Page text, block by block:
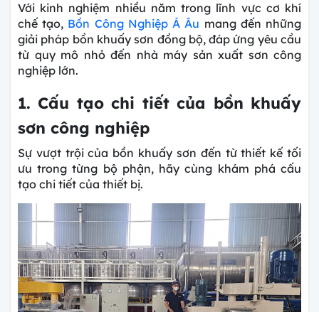
Với kinh nghiệm nhiều năm trong lĩnh vực cơ khí
chế tạo, Bồn Công Nghiệp Á Âu mang đến những
giải pháp bồn khuấy sơn đồng bộ, đáp ứng yêu cầu
từ quy mô nhỏ đến nhà máy sản xuất sơn công
nghiệp lớn.
1. Cấu tạo chi tiết của bồn khuấy
sơn công nghiệp
Sự vượt trội của bồn khuấy sơn đến từ thiết kế tối
ưu trong từng bộ phận, hãy cùng khám phá cấu
tạo chi tiết của thiết bị.